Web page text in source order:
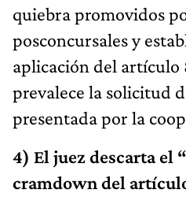
quiebra promovidos
posconcursales y
aplicación del artículo
prevalece la solicitud
presentada por la
4) El juez descarta el
cramdown del